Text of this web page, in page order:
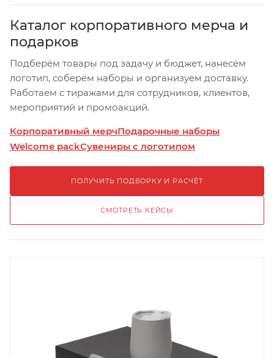
Каталог корпоративного мерча и
подарков
Подберём товары под задачу и бюджет, нанесём
логотип, соберём наборы и организуем доставку.
Работаем с тиражами для сотрудников, клиентов,
мероприятий и промоакций.
Корпоративный мерчПодарочные наборы
Welcome packСувениры с логотипом
ПОЛУЧИТЬ ПОДБОРКУ И РАСЧЁТ
СМОТРЕТЬ КЕЙСЫ